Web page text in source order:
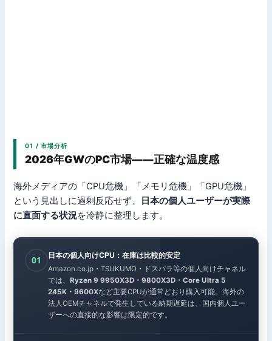
01 / 市場分析
2026年GWのPC市場——正確な温度感
海外メディアの「CPU危機」「メモリ危機」「GPU危機」
という見出しに過剰反応せず、
日本の個人ユーザーが実際
に直面する状況を冷静に整理します。
01 日本の個人向けCPU：在庫は比較的安定
Amazon.co.jp・TSUKUMO・ドスパラ等の個人向けチャネル
では、Ryzen 9 9950X3D・9800X3D・Core Ultra 5
245K・9600Xなど主要CPUが通常どおり購入可能。海外の
法人OEMチャネルで発生している納期遅延は、国内個人ユー
ザーへの直接的な影響は限定的です。